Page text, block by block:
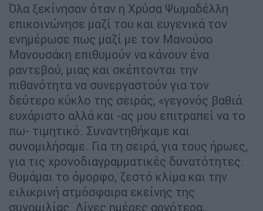
Όλα ξεκίνησαν όταν η Χρύσα Ψωμαδέλλη
επικοινώνησε μαζί του και ευγενικά τον
ενημέρωσε πως μαζί με τον Μανούσο
Μανουσάκη επιθυμούν να κάνουν ένα
ραντεβού, μιας και σκέπτονται την
πιθανότητα να συνεργαστούν για τον
δεύτερο κύκλο της σειράς, «γεγονός βαθιά
ευχάριστο αλλά και -ας μου επιτραπεί να το
πω- τιμητικό. Συναντηθήκαμε και
συνομιλήσαμε. Για τη σειρά, για τους ήρωες,
για τις χρονοδιαγραμματικές δυνατότητες.
Θυμάμαι το όμορφο, ζεστό κλίμα και την
ειλικρινή ατμόσφαιρα εκείνης της
συνομιλίας. Λίγες ημέρες αργότερα,